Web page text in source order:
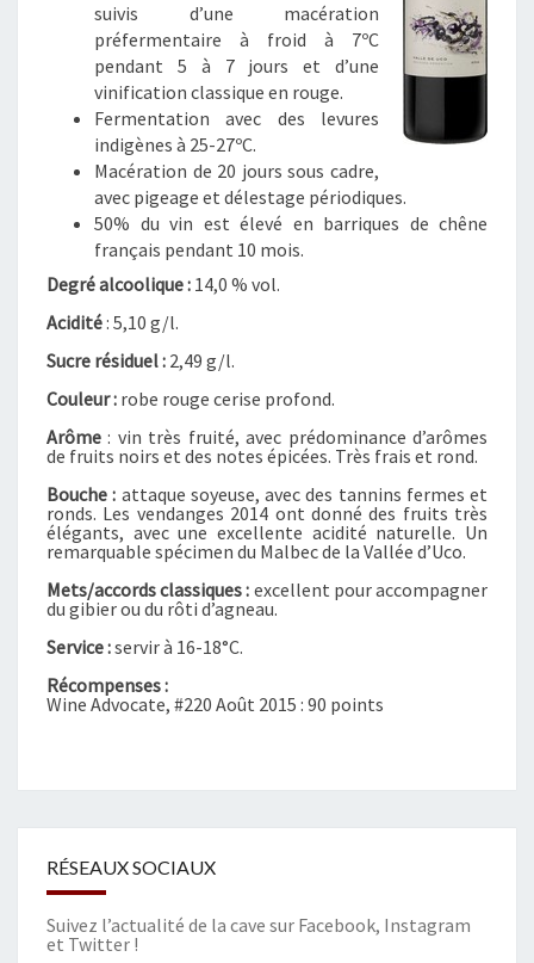
B
E
C
2
1
4
–
A
G
I
N
E
suivis d’une macération
préfermentaire à froid à 7ºC
pendant 5 à 7 jours et d’une
vinification classique en rouge.
Fermentation avec des levures
indigènes à 25-27ºC.
Macération de 20 jours sous cadre,
avec pigeage et délestage périodiques.
50% du vin est élevé en barriques de chêne
français pendant 10 mois.
Degré alcoolique : 14,0 % vol.
Acidité: 5,10 g/l.
Sucre résiduel : 2,49 g/l.
Couleur : robe rouge cerise profond.
Arôme : vin très fruité, avec prédominance d’arômes
de fruits noirs et des notes épicées. Très frais et rond.
Bouche : attaque soyeuse, avec des tannins fermes et
ronds. Les vendanges 2014 ont donné des fruits très
élégants, avec une excellente acidité naturelle. Un
remarquable spécimen du Malbec de la Vallée d’Uco.
Mets/accords classiques : excellent pour accompagner
du gibier ou du rôti d’agneau.
Service :servir à 16-18°C.
Récompenses :
Wine Advocate, #220 Août 2015 : 90 points
RÉSEAUX SOCIAUX
Suivez l’actualité de la cave sur Facebook, Instagram
et Twitter !